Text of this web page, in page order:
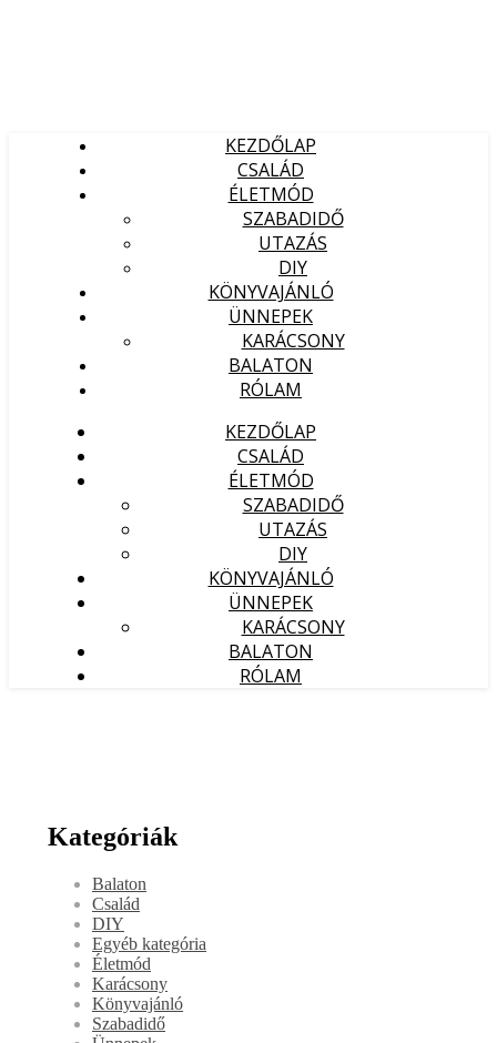
KEZDŐLAP
CSALÁD
ÉLETMÓD
SZABADIDŐ
UTAZÁS
DIY
KÖNYVAJÁNLÓ
ÜNNEPEK
KARÁCSONY
BALATON
RÓLAM
KEZDŐLAP
CSALÁD
ÉLETMÓD
SZABADIDŐ
UTAZÁS
DIY
KÖNYVAJÁNLÓ
ÜNNEPEK
KARÁCSONY
BALATON
RÓLAM
Kategóriák
Balaton
Család
DIY
Egyéb kategória
Életmód
Karácsony
Könyvajánló
Szabadidő